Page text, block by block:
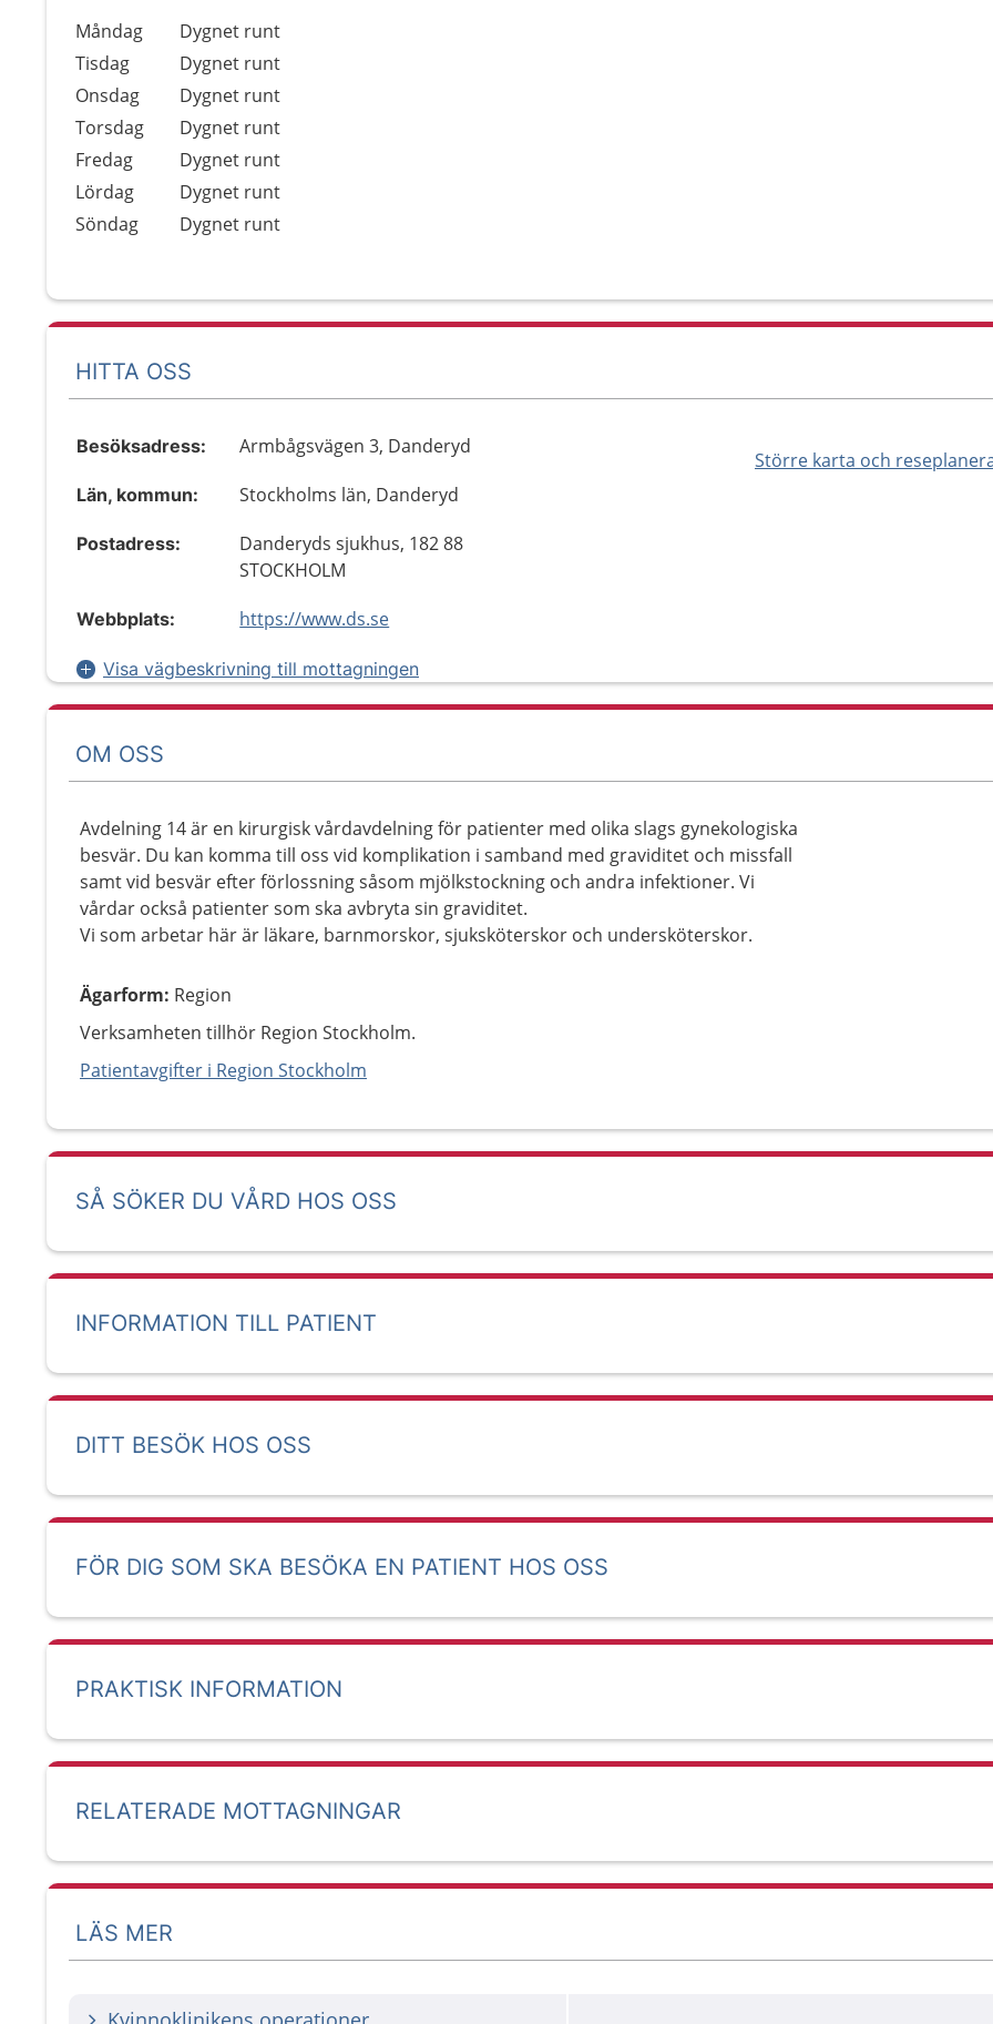
Dag
Öppettider
Kommentarer
Måndag
Dygnet runt
Tisdag
Dygnet runt
Onsdag
Dygnet runt
Torsdag
Dygnet runt
Fredag
Dygnet runt
Lördag
Dygnet runt
Söndag
Dygnet runt
HITTA OSS
Större karta och
Besöksadress: Armbågsvägen 3, Danderyd
Län, kommun: Stockholms län, Danderyd
Postadress:
Danderyds sjukhus, 182 88
STOCKHOLM
Webbplats: https://www.ds.se
Visa vägbeskrivning till mottagningen
OM OSS
Avdelning 14 är en kirurgisk vårdavdelning för patienter med olika slags gynekologiska
besvär. Du kan komma till oss vid komplikation i samband med graviditet och missfall
samt vid besvär efter förlossning såsom mjölkstockning och andra infektioner. Vi
vårdar också patienter som ska avbryta sin graviditet.
Vi som arbetar här är läkare, barnmorskor, sjuksköterskor och undersköterskor.
Ägarform: Region
Verksamheten tillhör Region Stockholm.
Patientavgifter i Region Stockholm
SÅ SÖKER DU VÅRD HOS OSS
INFORMATION TILL PATIENT
DITT BESÖK HOS OSS
FÖR DIG SOM SKA BESÖKA EN PATIENT HOS OSS
PRAKTISK INFORMATION
RELATERADE MOTTAGNINGAR
LÄS MER